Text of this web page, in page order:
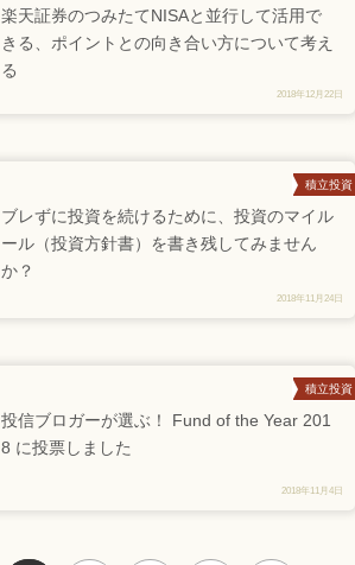
楽天証券のつみたてNISAと並行して活用で
きる、ポイントとの向き合い方について考え
る
2018年12月22日
ブレずに投資を続けるために、投資のマイル
ール（投資方針書）を書き残してみません
か？
2018年11月24日
積立投資
投信ブロガーが選ぶ！ Fund of the Year 201
8 に投票しました
2018年11月4日
積立投資